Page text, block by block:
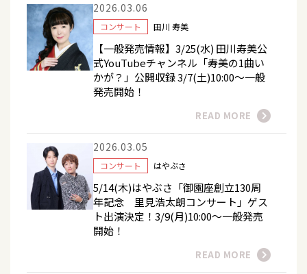
2026.03.06
コンサート 田川 寿美
【一般発売情報】3/25(水) 田川寿美公
式YouTubeチャンネル「寿美の1曲い
かが？」公開収録 3/7(土)10:00～一般
発売開始！
READ MORE
2026.03.05
コンサート はやぶさ
5/14(木)はやぶさ「御園座創立130周
年記念 里見浩太朗コンサート」ゲス
ト出演決定！3/9(月)10:00～一般発売
開始！
READ MORE